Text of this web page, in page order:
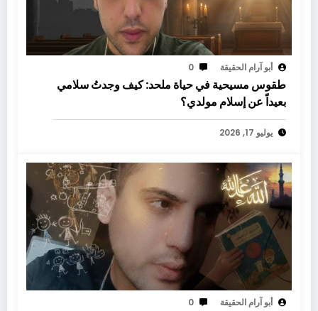
أبو آرام الحقيقة 0
طقوس مسيحية في حياة ملحد: كيف وجدتُ سلامي
بعيداً عن إسلام مولدي؟
يوليو 17, 2026
أبو آرام الحقيقة 0